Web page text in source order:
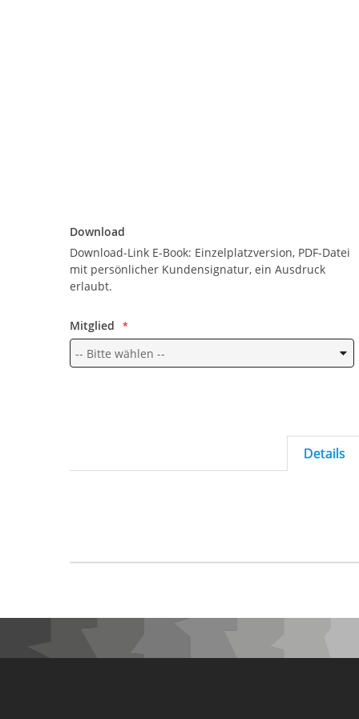
Download
Download-Link E-Book: Einzelplatzversion, PDF-Datei
mit persönlicher Kundensignatur, ein Ausdruck
erlaubt.
Mitglied
Details